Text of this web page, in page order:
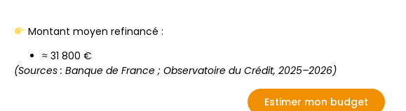
Montant moyen refinancé :
≈ 31 800 €
(Sources : Banque de France ; Observatoire du Crédit, 2025–2026)
Estimer mon budget